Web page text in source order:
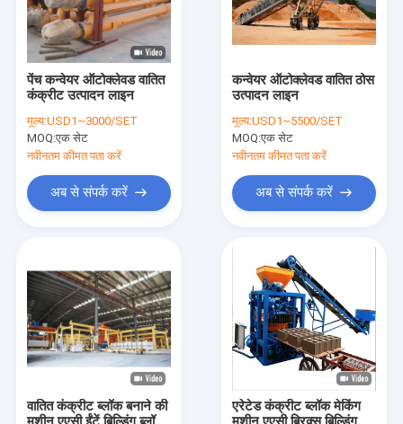
पेंच कन्वेयर ऑटोक्लेवड वातित
कंक्रीट उत्पादन लाइन
मूल्य:USD1~3000/SET
MOQ:एक सेट
नवीनतम कीमत पता करें
अब से संपर्क करें
कन्वेयर ऑटोक्लेवड वातित ठोस
उत्पादन लाइन
मूल्य:USD1~5500/SET
MOQ:एक सेट
नवीनतम कीमत पता करें
अब से संपर्क करें
वातित कंक्रीट ब्लॉक बनाने की
एरेटेड कंक्रीट ब्लॉक मेकिंग